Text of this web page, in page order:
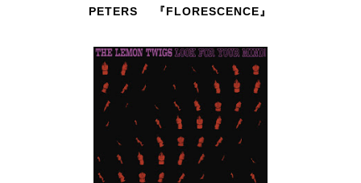
PETERS 『FLORESCENCE』